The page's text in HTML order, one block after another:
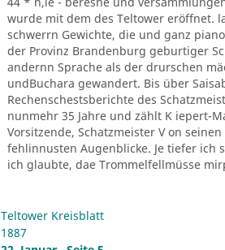
wurde mit dem des Teltower eröffnet.
schwerrn Gewichte, die und ganz
der Provinz Brandenburg geburtiger
andernn Sprache als der drurschen
undBuchara gewandert. Bis über
Rechenschestsberichte des
nunmehr 35 Jahre und zählt K iepert-
Vorsitzende, Schatzmeister V on
fehlinnusten Augenblicke. Je tiefer ich
ich glaubte, dae Trommelfellmüsse
Teltower Kreisblatt
1887